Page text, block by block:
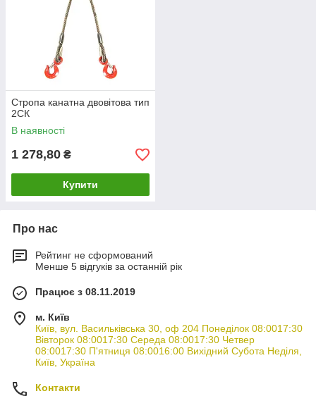
Стропа канатна двовітова тип
2СК
В наявності
1 278,80 ₴
Купити
Про нас
Рейтинг не сформований
Менше 5 відгуків за останній рік
Працює з 08.11.2019
м. Київ
Київ, вул. Васильківська 30, оф 204 Понеділок 08:0017:30
Вівторок 08:0017:30 Середа 08:0017:30 Четвер
08:0017:30 П'ятниця 08:0016:00 Вихідний Субота Неділя,
Київ, Україна
Контакти